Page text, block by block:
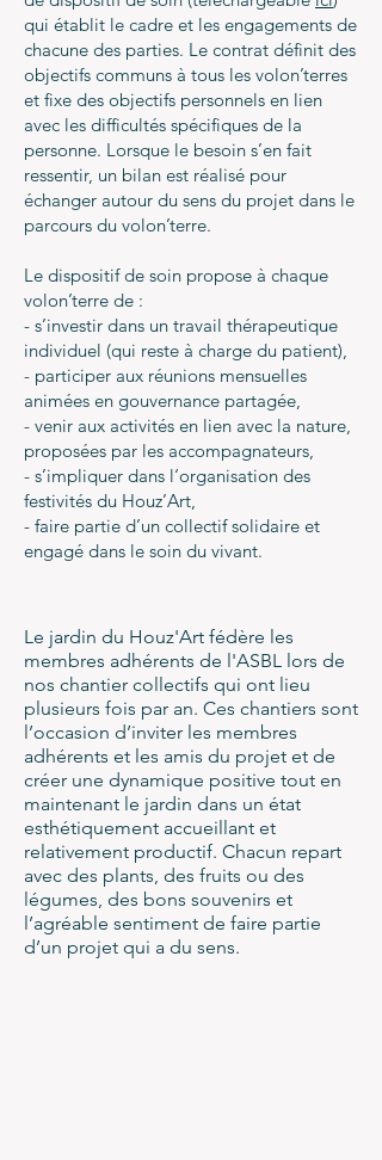
qui établit le cadre et les engagements de
chacune des parties. Le contrat définit des
objectifs communs à tous les volon’terres
et fixe des objectifs personnels en lien
avec les difficultés spécifiques de la
personne. Lorsque le besoin s’en fait
ressentir, un bilan est réalisé pour
échanger autour du sens du projet dans le
parcours du volon’terre.
Le dispositif de soin propose à chaque
volon’terre de :
- s’investir dans un travail thérapeutique
individuel (qui reste à charge du patient),
- participer aux réunions mensuelles
animées en gouvernance partagée,
- venir aux activités en lien avec la nature,
proposées par les accompagnateurs,
- s’impliquer dans l‘organisation des
festivités du Houz’Art,
- faire partie d’un collectif solidaire et
engagé dans le soin du vivant.
Le jardin du Houz'Art fédère les
membres adhérents de l'ASBL lors de
nos chantier collectifs qui ont lieu
plusieurs fois par an. Ces chantiers sont
l’occasion d’inviter les membres
adhérents et les amis du projet et de
créer une dynamique positive tout en
maintenant le jardin dans un état
esthétiquement accueillant et
relativement productif. Chacun repart
avec des plants, des fruits ou des
légumes, des bons souvenirs et
l’agréable sentiment de faire partie
d’un projet qui a du sens.